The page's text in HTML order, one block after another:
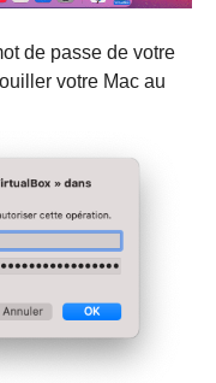
de passe de votre
votre Mac au